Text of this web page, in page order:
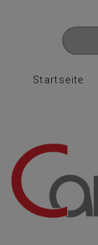
Startseite